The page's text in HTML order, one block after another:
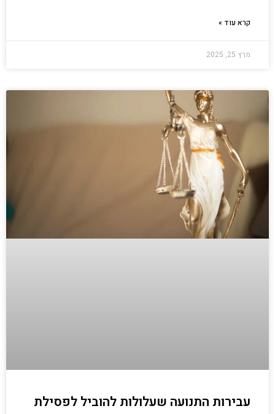
קרא עוד »
מרץ 25, 2025
עבירות התנועה שעלולות להוביל לפסילת